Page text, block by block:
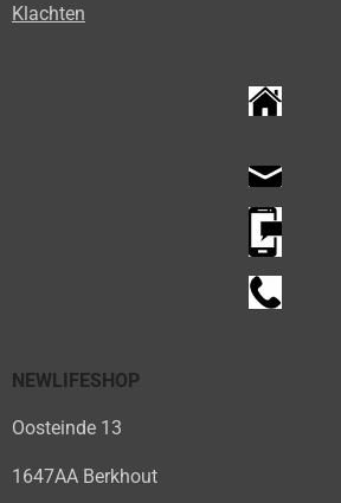
Klachten
NEWLIFESHOP
Oosteinde 13
1647AA Berkhout